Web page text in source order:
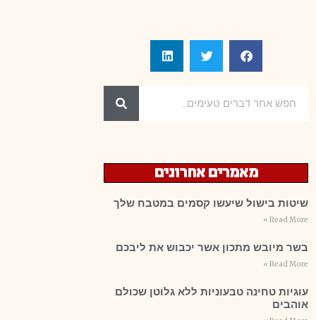
מאמרים אחרונים
שיטות בישול שיעשו קסמים במטבח שלך
Read More »
בשר מיובש מתכון אשר יכבוש את ליבכם
Read More »
עוגיות טחינה טבעוניות ללא גלוטן שכולם
אוהבים